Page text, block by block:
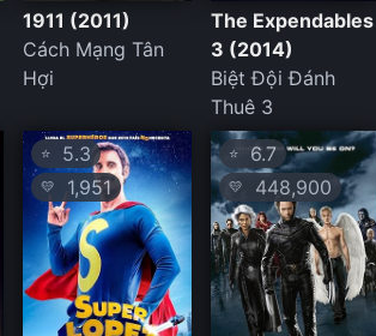
1911 (2011)
Cách Mạng Tân
Hợi
The Expendables
3 (2014)
Biệt Đội Đánh
Thuê 3
⭐ 5.3
💛 1,951
⭐6.7
💛 448,900